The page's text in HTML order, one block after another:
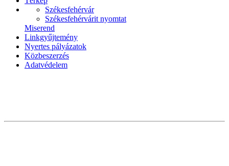
Székesfehérvár
Székesfehérvárit nyomtat
Miserend
Linkgyűjtemény
Nyertes pályázatok
Közbeszerzés
Adatvédelem